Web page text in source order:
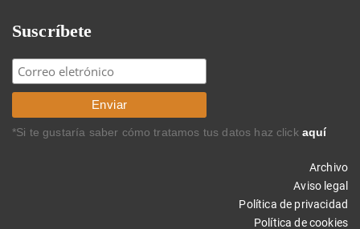
Suscríbete
*Si te gustaría saber cómo tratamos tus datos haz click aquí
Archivo
Aviso legal
Política de privacidad
Política de cookies